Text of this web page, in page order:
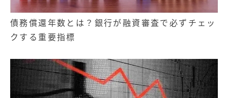
債務償還年数とは？銀行が融資審査で必ずチェッ
クする重要指標